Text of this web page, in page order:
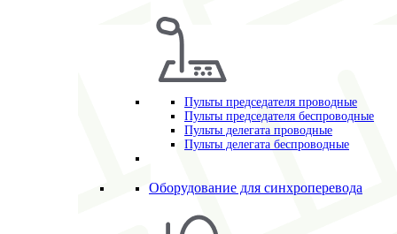
Пульты председателя проводные
Пульты председателя беспроводные
Пульты делегата проводные
Пульты делегата беспроводные
Оборудование для синхроперевода